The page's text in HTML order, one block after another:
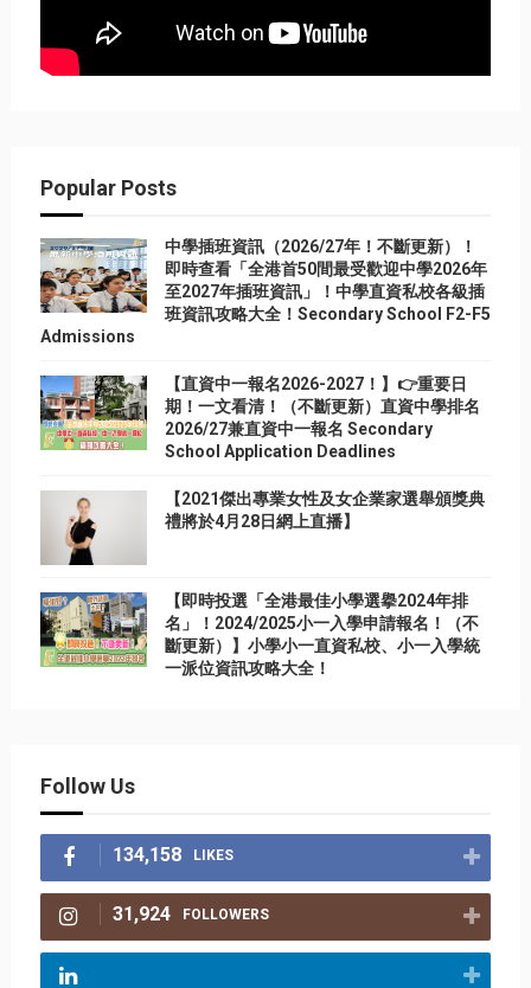
Popular Posts
中學插班資訊（2026/27年！不斷更新）！
即時查看「全港首50間最受歡迎中學2026年
至2027年插班資訊」！中學直資私校各級插
班資訊攻略大全！Secondary School F2-F5
Admissions
【直資中一報名2026-2027！】👉重要日
期！一文看清！（不斷更新）直資中學排名
2026/27兼直資中一報名 Secondary
School Application Deadlines
【2021傑出專業女性及女企業家選舉頒獎典
禮將於4月28日網上直播】
【即時投選「全港最佳小學選擧2024年排
名」！2024/2025小一入學申請報名！（不
斷更新）】小學小一直資私校、小一入學統
一派位資訊攻略大全！
Follow Us
134,158 LIKES
31,924 FOLLOWERS